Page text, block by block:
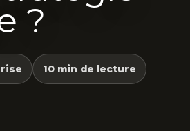
?
10 min de lecture